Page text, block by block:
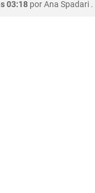
03:18 porAna Spadari .